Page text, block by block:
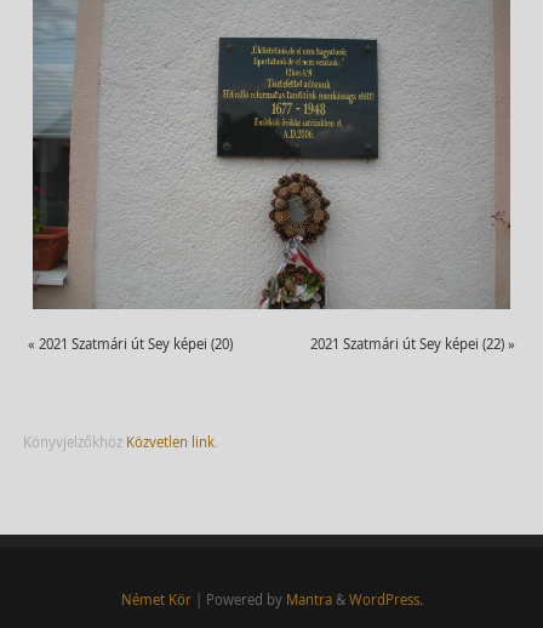
« 2021 Szatmári út Sey képei (20) 2021 Szatmári út Sey képei (22) »
Könyvjelzőkhöz Közvetlen link.
Német Kör| Powered by Mantra& WordPress.